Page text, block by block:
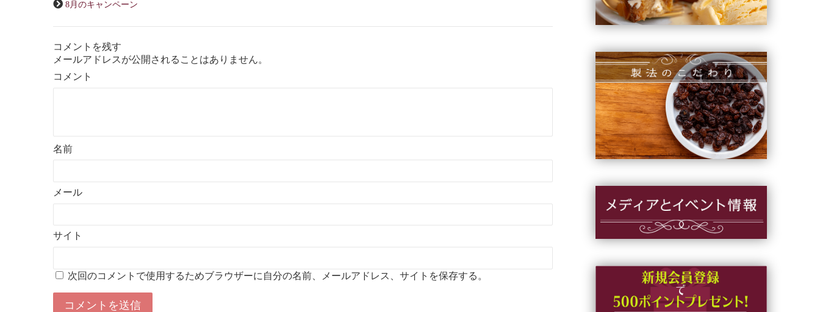
8月のキャンペーン
コメントを残す
メールアドレスが公開されることはありません。
コメント
名前
メール
サイト
次回のコメントで使用するためブラウザーに自分の名前、メールアドレス、サイトを保存する。